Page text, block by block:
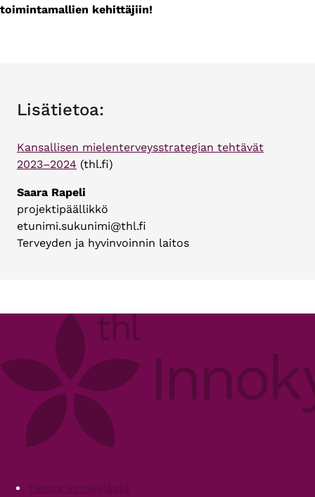
toimintamallien kehittäjiin!
Lisätietoa:
Kansallisen mielenterveysstrategian tehtävät
2023–2024 (thl.fi)
Saara Rapeli
projektipäällikkö
etunimi.sukunimi@thl.fi
Terveyden ja hyvinvoinnin laitos
FooterTietoa Innokylästä